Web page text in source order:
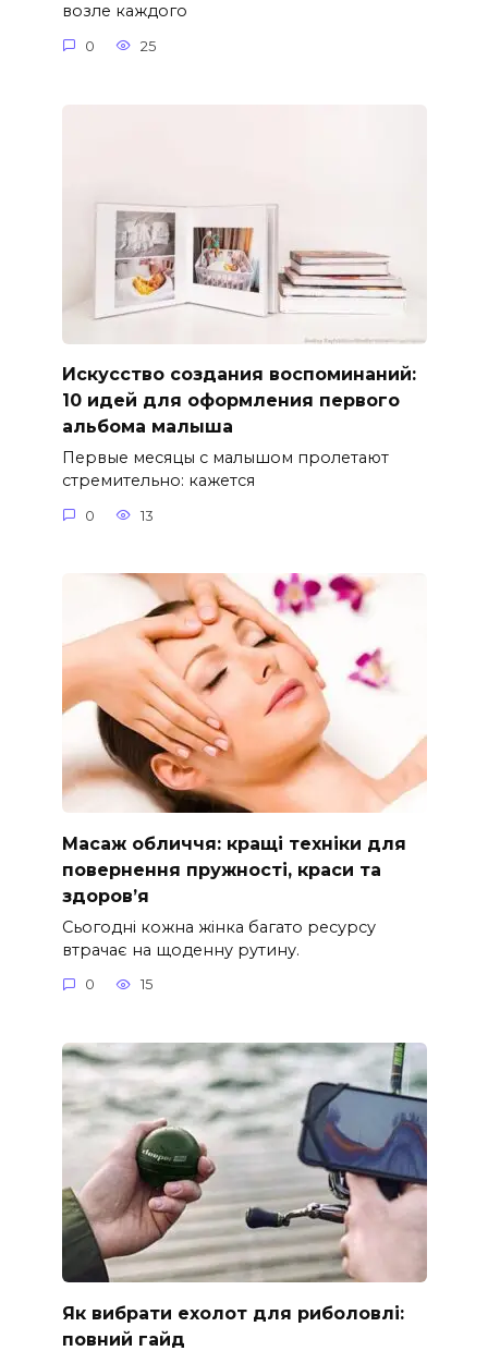
возле каждого
0 25
Искусство создания воспоминаний:
10 идей для оформления первого
альбома малыша
Первые месяцы с малышом пролетают
стремительно: кажется
0 13
Масаж обличчя: кращі техніки для
повернення пружності, краси та
здоров’я
Сьогодні кожна жінка багато ресурсу
втрачає на щоденну рутину.
0 15
Як вибрати ехолот для риболовлі:
повний гайд